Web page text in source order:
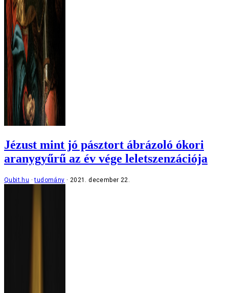
Jézust mint jó pásztort ábrázoló ókori
aranygyűrű az év vége leletszenzációja
Qubit.hu tudomány 2021. december 22.